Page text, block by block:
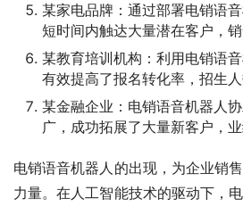
某家电品牌：通过部署电销语
短时间内触达大量潜在客户，
某教育培训机构：利用电销语
有效提高了报名转化率，招生人
某金融企业：电销语音机器人
广，成功拓展了大量新客户，业
电销语音机器人的出现，为企业销
力量。在人工智能技术的驱动下，